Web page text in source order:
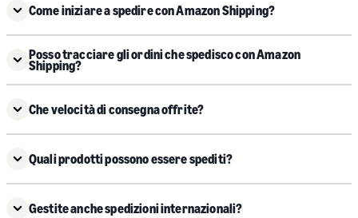
Come iniziare a spedire con Amazon Shipping?
Posso tracciare gli ordini che spedisco con Amazon
Shipping?
Che velocità di consegna offrite?
Quali prodotti possono essere spediti?
Gestite anche spedizioni internazionali?